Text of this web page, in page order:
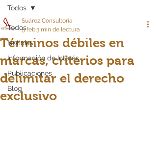
Todos
Noticias
Información de Interés
Publicaciones
Blog
Todos
Términos débiles en
marcas, criterios para
delimitar el derecho
exclusivo
Suárez Consultoría
5 feb3 min de lectura